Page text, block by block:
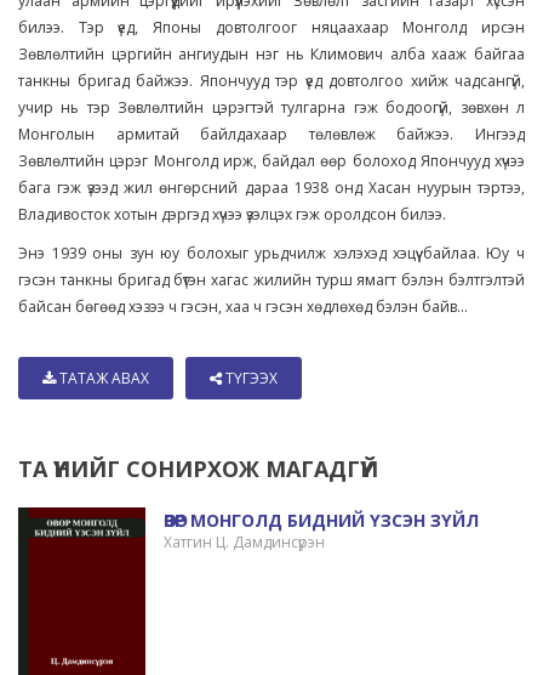
билээ. Тэр үед, Японы довтолгоог няцаахаар Монголд ирсэн
Зөвлөлтийн цэргийн ангиудын нэг нь Климович алба хааж байгаа
танкны бригад байжээ. Япончууд тэр үед довтолгоо хийж чадсангүй,
учир нь тэр Зөвлөлтийн цэрэгтэй тулгарна гэж бодоогүй, зөвхөн л
Монголын армитай байлдахаар төлөвлөж байжээ. Ингээд
Зөвлөлтийн цэрэг Монголд ирж, байдал өөр болоход Япончууд хүчээ
бага гэж үзээд жил өнгөрсний дараа 1938 онд Хасан нуурын тэртээ,
Владивосток хотын дэргэд хүчээ үзэлцэх гэж оролдсон билээ.
Энэ 1939 оны зун юу болохыг урьдчилж хэлэхэд хэцүү байлаа. Юу ч
гэсэн танкны бригад бүтэн хагас жилийн турш ямагт бэлэн бэлтгэлтэй
байсан бөгөөд хэзээ ч гэсэн, хаа ч гэсэн хөдлөхөд бэлэн байв...
ТАТАЖ АВАХ ТҮГЭЭХ
ТА ҮҮНИЙГ СОНИРХОЖ МАГАДГҮЙ
ӨВӨР МОНГОЛД БИДНИЙ ҮЗСЭН ЗҮЙЛ
Хатгин Ц. Дамдинсүрэн